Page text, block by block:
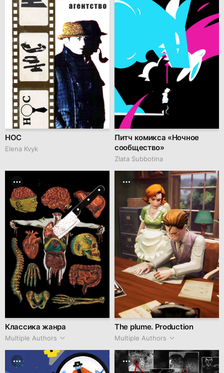
НОС
Elena Kvyk
Питч комикса «Ночное
сообщество»
Zlata Subbotina
Классика жанра
Multiple Authors
The plume. Production
Multiple Authors